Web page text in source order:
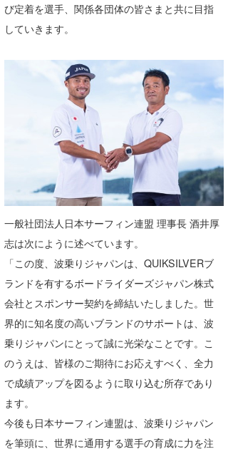
び定着を選手、関係各団体の皆さまと共に目指
していきます。
一般社団法人日本サーフィン連盟 理事長 酒井厚
志は次にように述べています。
「この度、波乗りジャパンは、QUIKSILVERブ
ランドを有するボードライダーズジャパン株式
会社とスポンサー契約を締結いたしました。世
界的に知名度の高いブランドのサポートは、波
乗りジャパンにとって誠に光栄なことです。こ
のうえは、皆様のご期待にお応えすべく、全力
で成績アップを図るように取り込む所存であり
ます。
今後も日本サーフィン連盟は、波乗りジャパン
を筆頭に、世界に通用する選手の育成に力を注
KOBU
MIN
OYZ
Soulman
VAGY
waka☆=
YUKI☆
たっちー
ハンマー
まっきー
小川予報士